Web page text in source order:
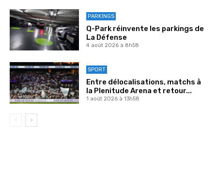
PARKINGS
Q-Park réinvente les parkings de
La Défense
4 août 2026 à 8h58
SPORT
Entre délocalisations, matchs à
la Plenitude Arena et retour...
1 août 2026 à 13h58